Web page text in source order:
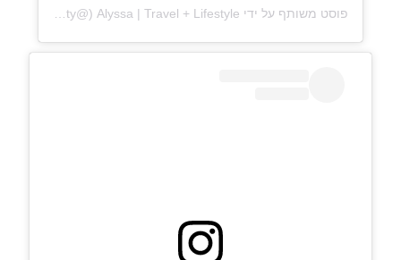
פוסט משותף על ידי ‏‎Alyssa | Travel + Lifestyle‎‏ (@‏‎alyssaandthecity‎‏)